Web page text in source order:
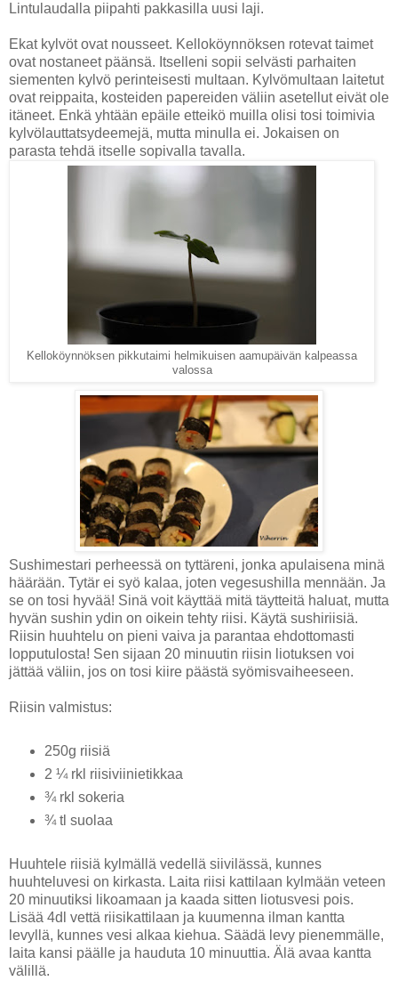
Lintulaudalla piipahti pakkasilla uusi laji.
Ekat kylvöt ovat nousseet. Kelloköynnöksen rotevat taimet
ovat nostaneet päänsä. Itselleni sopii selvästi parhaiten
siementen kylvö perinteisesti multaan. Kylvömultaan laitetut
ovat reippaita, kosteiden papereiden väliin asetellut eivät ole
itäneet. Enkä yhtään epäile etteikö muilla olisi tosi toimivia
kylvölauttatsydeemejä, mutta minulla ei. Jokaisen on
parasta tehdä itselle sopivalla tavalla.
Kelloköynnöksen pikkutaimi helmikuisen aamupäivän kalpeassa
valossa
Sushimestari perheessä on tyttäreni, jonka apulaisena minä
häärään. Tytär ei syö kalaa, joten vegesushilla mennään. Ja
se on tosi hyvää! Sinä voit käyttää mitä täytteitä haluat, mutta
hyvän sushin ydin on oikein tehty riisi. Käytä sushiriisiä.
Riisin huuhtelu on pieni vaiva ja parantaa ehdottomasti
lopputulosta! Sen sijaan 20 minuutin riisin liotuksen voi
jättää väliin, jos on tosi kiire päästä syömisvaiheeseen.
Riisin valmistus:
250g riisiä
2 ¼ rkl riisiviinietikkaa
¾ rkl sokeria
¾ tl suolaa
Huuhtele riisiä kylmällä vedellä siivilässä, kunnes
huuhteluvesi on kirkasta. Laita riisi kattilaan kylmään veteen
20 minuutiksi likoamaan ja kaada sitten liotusvesi pois.
Lisää 4dl vettä riisikattilaan ja kuumenna ilman kantta
levyllä, kunnes vesi alkaa kiehua. Säädä levy pienemmälle,
laita kansi päälle ja hauduta 10 minuuttia. Älä avaa kantta
välillä.